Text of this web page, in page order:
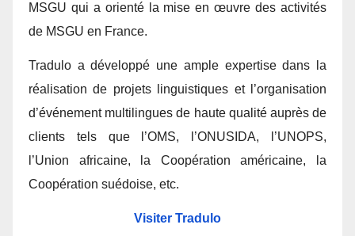
MSGU qui a orienté la mise en œuvre des activités
de MSGU en France.
Tradulo a développé une ample expertise dans la
réalisation de projets linguistiques et l’organisation
d’événement multilingues de haute qualité auprès de
clients tels que l’OMS, l’ONUSIDA, l’UNOPS,
l’Union africaine, la Coopération américaine, la
Coopération suédoise, etc.
Visiter Tradulo